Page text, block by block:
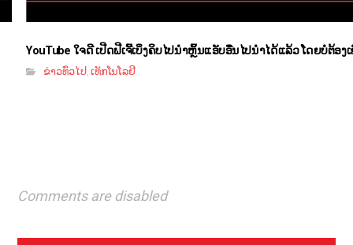
YouTube ໃຈດີ ເປີດຟີເຈີ້ເບິ່ງຄິບໄປນຳຫຼິ້ນແອັບອື່ນໄປນຳໄດ້ແລ້ວ ໂດຍບໍ່ຕ້ອງ
ຂ່າວທົ່ວໄປ ,ເທັກໂນໂລຢີ
Comments are disabled